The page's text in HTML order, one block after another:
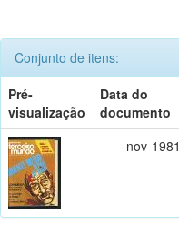
Conjunto de itens:
Pré-
visualização
Data do
documento
nov-1981